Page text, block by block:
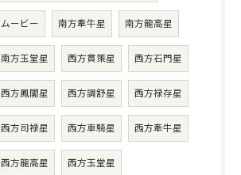
ムービー 南方牽牛星 南方龍高星
南方玉堂星 西方貫策星 西方石門星
西方鳳閣星 西方調舒星 西方禄存星
西方司禄星 西方車騎星 西方牽牛星
西方龍高星 西方玉堂星